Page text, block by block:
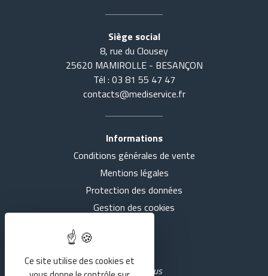
Siège social
8, rue du Clousey
25620 MAMIROLLE - BESANÇON
Tél : 03 81 55 47 47
contacts@mediservice.fr
Informations
Conditions générales de vente
Mentions légales
Protection des données
Gestion des cookies
Rejoignez-nous
Ce site utilise des cookies et